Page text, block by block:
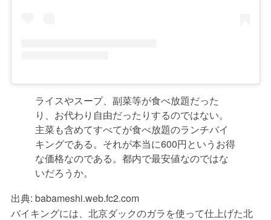
ライスやスープ、副菜等が食べ放題だった
り、お代わり自由だったりするのではない。
主菜も含めてすべてが食べ放題のランチバイ
キングである。それが本当に600円というお得
な価格なのである。都内で最安値なのではな
いだろうか。
出典: babameshi.web.fc2.com
バイキングには、北京ダックのガラを使って仕上げた北